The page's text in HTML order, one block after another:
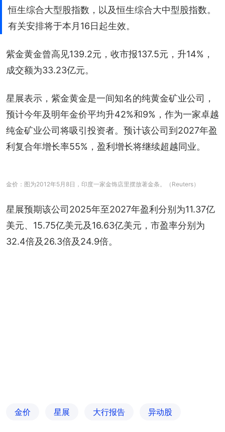
恒生综合大型股指数，以及恒生综合大中型股指数。
有关安排将于本月16日起生效。
紫金黄金曾高见139.2元，收市报137.5元，升14%，
成交额为33.23亿元。
星展表示，紫金黄金是一间知名的纯黄金矿业公司，
预计今年及明年金价平均升42%和9%，作为一家卓越
纯金矿业公司将吸引投资者。预计该公司到2027年盈
利复合年增长率55%，盈利增长将继续超越同业。
金价：图为2012年5月8日，印度一家金饰店里摆放著金条。（Reuters）
星展预期该公司2025年至2027年盈利分别为11.37亿
美元、15.75亿美元及16.63亿美元，市盈率分别为
32.4倍及26.3倍及24.9倍。
金价 星展 大行报告 异动股